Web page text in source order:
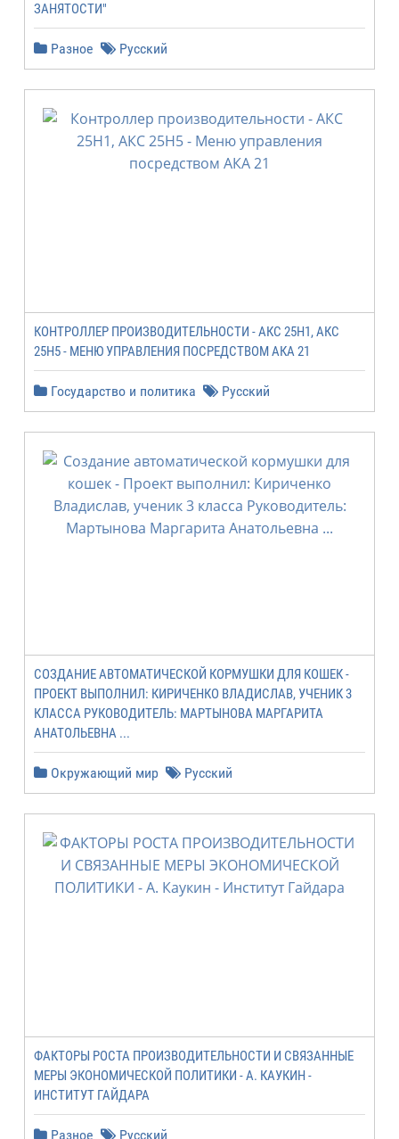
ЗАНЯТОСТИ"
Разное Русский
КОНТРОЛЛЕР ПРОИЗВОДИТЕЛЬНОСТИ - АКС 25H1, АКС
25H5 - МЕНЮ УПРАВЛЕНИЯ ПОСРЕДСТВОМ АКА 21
Государство и политика Русский
СОЗДАНИЕ АВТОМАТИЧЕСКОЙ КОРМУШКИ ДЛЯ КОШЕК -
ПРОЕКТ ВЫПОЛНИЛ: КИРИЧЕНКО ВЛАДИСЛАВ, УЧЕНИК 3
КЛАССА РУКОВОДИТЕЛЬ: МАРТЫНОВА МАРГАРИТА
АНАТОЛЬЕВНА ...
Окружающий мир Русский
ФАКТОРЫ РОСТА ПРОИЗВОДИТЕЛЬНОСТИ И СВЯЗАННЫЕ
МЕРЫ ЭКОНОМИЧЕСКОЙ ПОЛИТИКИ - А. КАУКИН -
ИНСТИТУТ ГАЙДАРА
Разное Русский